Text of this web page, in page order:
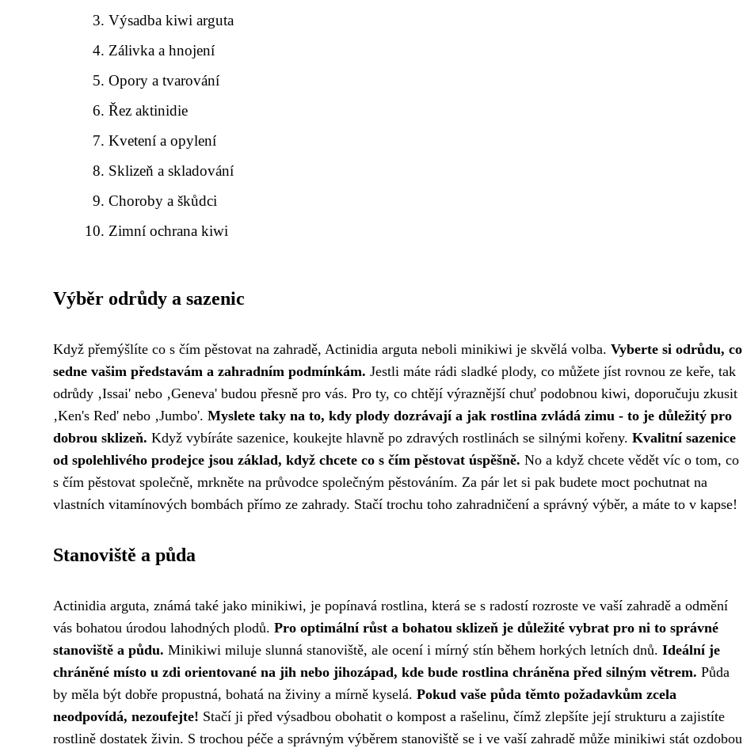
Výsadba kiwi arguta
Zálivka a hnojení
Opory a tvarování
Řez aktinidie
Kvetení a opylení
Sklizeň a skladování
Choroby a škůdci
Zimní ochrana kiwi
Výběr odrůdy a sazenic
Když přemýšlíte co s čím pěstovat na zahradě, Actinidia arguta neboli minikiwi je skvělá volba. Vyberte si odrůdu, co
sedne vašim představám a zahradním podmínkám. Jestli máte rádi sladké plody, co můžete jíst rovnou ze keře, tak
odrůdy ‚Issai' nebo ‚Geneva' budou přesně pro vás. Pro ty, co chtějí výraznější chuť podobnou kiwi, doporučuju zkusit
‚Ken's Red' nebo ‚Jumbo'. Myslete taky na to, kdy plody dozrávají a jak rostlina zvládá zimu - to je důležitý pro
dobrou sklizeň. Když vybíráte sazenice, koukejte hlavně po zdravých rostlinách se silnými kořeny. Kvalitní sazenice
od spolehlivého prodejce jsou základ, když chcete co s čím pěstovat úspěšně. No a když chcete vědět víc o tom, co
s čím pěstovat společně, mrkněte na průvodce společným pěstováním. Za pár let si pak budete moct pochutnat na
vlastních vitamínových bombách přímo ze zahrady. Stačí trochu toho zahradničení a správný výběr, a máte to v kapse!
Stanoviště a půda
Actinidia arguta, známá také jako minikiwi, je popínavá rostlina, která se s radostí rozroste ve vaší zahradě a odmění
vás bohatou úrodou lahodných plodů. Pro optimální růst a bohatou sklizeň je důležité vybrat pro ni to správné
stanoviště a půdu. Minikiwi miluje slunná stanoviště, ale ocení i mírný stín během horkých letních dnů. Ideální je
chráněné místo u zdi orientované na jih nebo jihozápad, kde bude rostlina chráněna před silným větrem. Půda
by měla být dobře propustná, bohatá na živiny a mírně kyselá. Pokud vaše půda těmto požadavkům zcela
neodpovídá, nezoufejte! Stačí ji před výsadbou obohatit o kompost a rašelinu, čímž zlepšíte její strukturu a zajistíte
rostlině dostatek živin. S trochou péče a správným výběrem stanoviště se i ve vaší zahradě může minikiwi stát ozdobou